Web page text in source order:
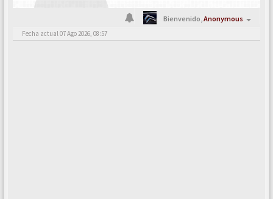
Bienvenido,Anonymous
Fecha actual 07 Ago 2026, 08:57